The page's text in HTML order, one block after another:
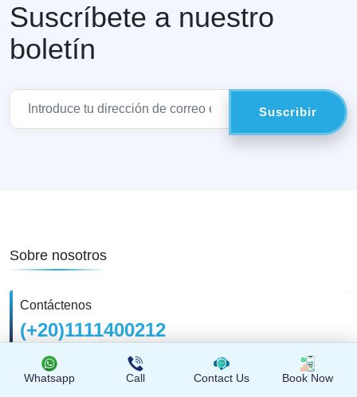
Suscríbete a nuestro
boletín
Whatsapp Call Contact Us Book Now
Sobre nosotros
Contáctenos
(+20)1111400212
Envíanos a través de